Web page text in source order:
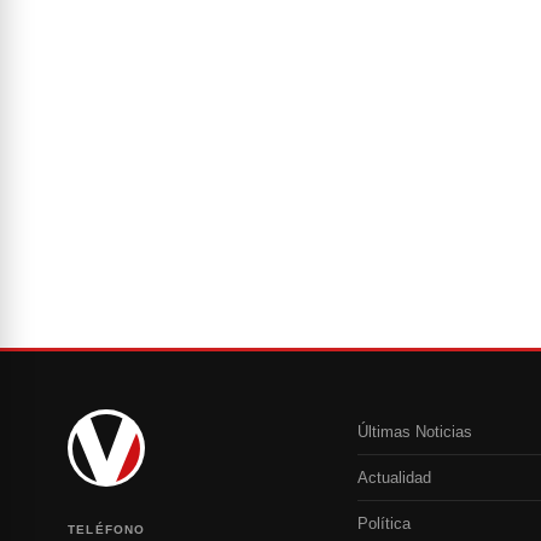
TELÉFONO
Últimas Noticias
Actualidad
Política